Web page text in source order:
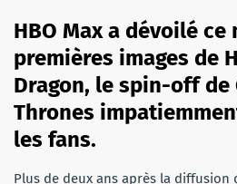
HBO Max a dévoilé ce
premières images de
Dragon, le spin-off de
Thrones
les fans.
Plus de deux ans après la